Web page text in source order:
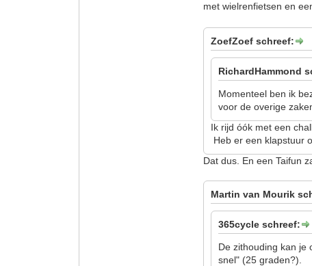
met wielrenfietsen en
ZoefZoef schreef:
RichardHammond
Momenteel ben ik
voor de overige
Ik rijd óók met een
Heb er een klapstuur
Dat dus. En een Taifun
Martin van Mourik
365cycle schreef:
De zithouding kan je
snel" (25 graden?).